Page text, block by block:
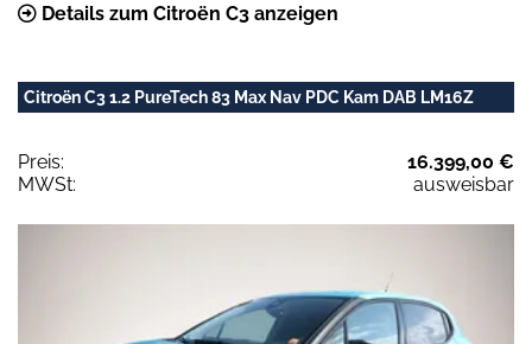
Details zum Citroën C3 anzeigen
Citroën C3 1.2 PureTech 83 Max Nav PDC Kam DAB LM16Z
Preis:
16.399,00 €
MWSt:
ausweisbar